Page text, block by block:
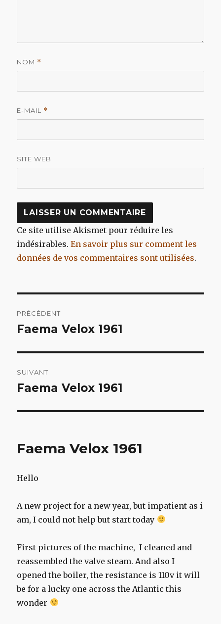
NOM *
E-MAIL *
SITE WEB
Ce site utilise Akismet pour réduire les
indésirables.En savoir plus sur comment les
données de vos commentaires sont utilisées.
de
PRÉCÉDENT
Article
Faema Velox 1961
SUIVANT
Article
Faema Velox 1961
Faema Velox 1961
Hello
A new project for a new year, but impatient as i
am, I could not help but start today
First pictures of the machine, I cleaned and
reassembled the valve steam. And also I
opened the boiler, the resistance is 110v it will
be for a lucky one across the Atlantic this
wonder